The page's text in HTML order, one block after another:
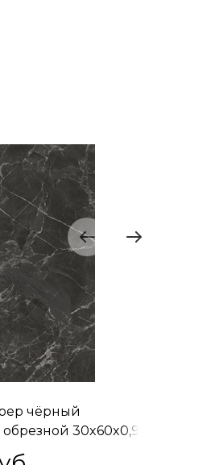
чёрный
30x60x0,9